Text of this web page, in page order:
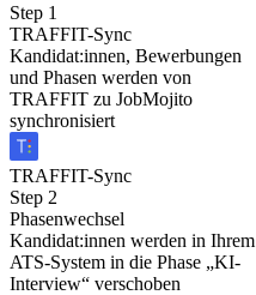
Step 1
TRAFFIT-Sync
Kandidat:innen, Bewerbungen
und Phasen werden von
TRAFFIT zu JobMojito
synchronisiert
TRAFFIT-Sync
Step 2
Phasenwechsel
Kandidat:innen werden in Ihrem
ATS-System in die Phase „KI-
Interview“ verschoben